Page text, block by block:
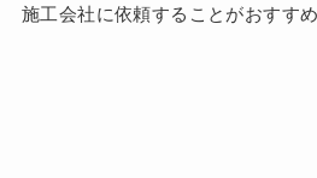
施工会社に依頼することがおすすめ